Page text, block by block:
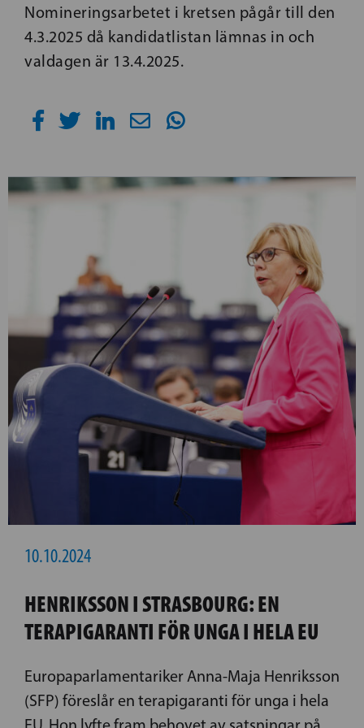
Nomineringsarbetet i kretsen pågår till den
4.3.2025 då kandidatlistan lämnas in och
valdagen är 13.4.2025.
10.10.2024
HENRIKSSON I STRASBOURG: EN
TERAPIGARANTI FÖR UNGA I HELA EU
Europaparlamentariker Anna-Maja Henriksson
(SFP) föreslår en terapigaranti för unga i hela